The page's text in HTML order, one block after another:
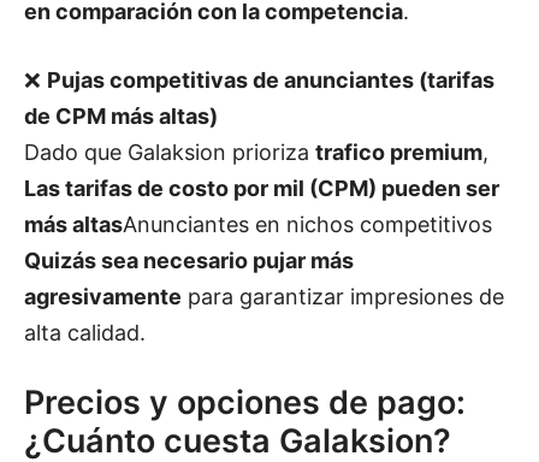
en comparación con la competencia.
❌ Pujas competitivas de anunciantes (tarifas
de CPM más altas)
Dado que Galaksion prioriza trafico premium,
Las tarifas de costo por mil (CPM) pueden ser
más altasAnunciantes en nichos competitivos
Quizás sea necesario pujar más
agresivamente para garantizar impresiones de
alta calidad.
Precios y opciones de pago:
¿Cuánto cuesta Galaksion?